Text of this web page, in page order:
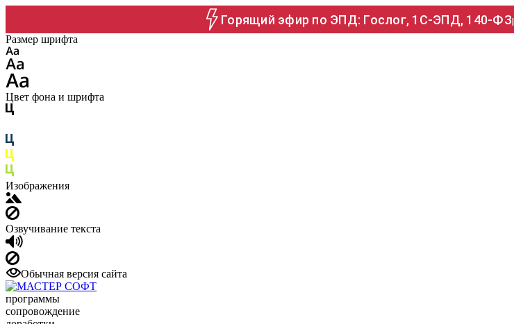
Горящий эфир по ЭПД: Гослог, 1С-ЭПД, 140-ФЗ|
Размер шрифта
Цвет фона и шрифта
Изображения
Озвучивание текста
Обычная версия сайта
программы
сопровождение